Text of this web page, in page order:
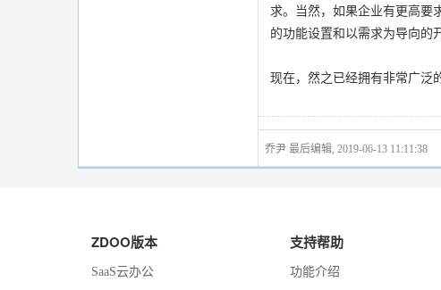
求。当然，如果企业有更高要
的功能设置和以需求为导向的
现在，然之已经拥有非常广泛
乔尹 最后编辑, 2019-06-13 11:11:38
ZDOO版本
SaaS云办公
支持帮助
功能介绍